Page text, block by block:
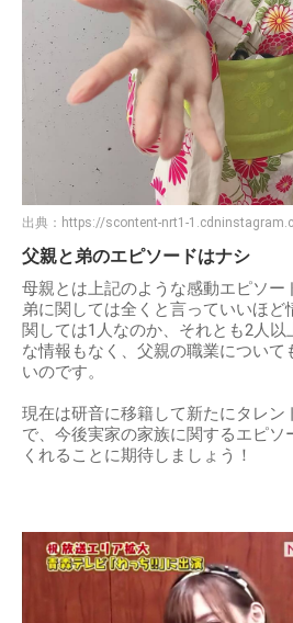
出典： https://scontent-nrt1-
父親と弟のエピソードはナシ
母親とは上記のような感動エピソー
弟に関しては全くと言っていいほど
関しては1人なのか、それとも2人
な情報もなく、父親の職業について
いのです。
現在は研音に移籍して新たにタレン
で、今後実家の家族に関するエピソ
くれることに期待しましょう！